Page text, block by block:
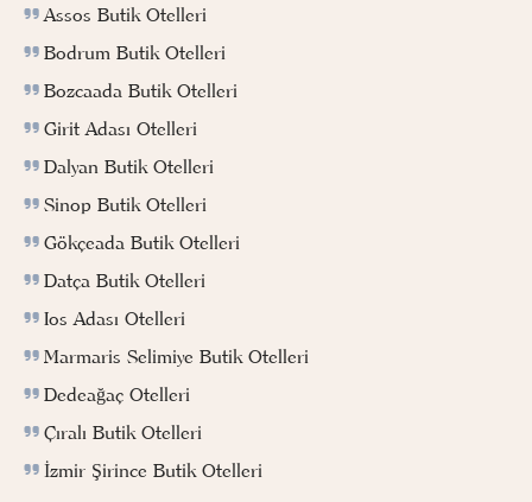
Assos Butik Otelleri
Bodrum Butik Otelleri
Bozcaada Butik Otelleri
Girit Adası Otelleri
Dalyan Butik Otelleri
Sinop Butik Otelleri
Gökçeada Butik Otelleri
Datça Butik Otelleri
Ios Adası Otelleri
Marmaris Selimiye Butik Otelleri
Dedeağaç Otelleri
Çıralı Butik Otelleri
İzmir Şirince Butik Otelleri